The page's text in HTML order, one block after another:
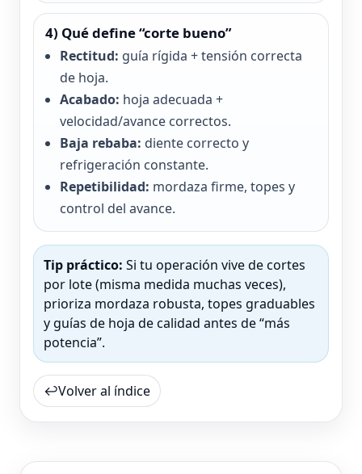
4) Qué define “corte bueno”
Rectitud: guía rígida + tensión correcta
de hoja.
Acabado: hoja adecuada +
velocidad/avance correctos.
Baja rebaba: diente correcto y
refrigeración constante.
Repetibilidad: mordaza firme, topes y
control del avance.
Tip práctico: Si tu operación vive de cortes
por lote (misma medida muchas veces),
prioriza mordaza robusta, topes graduables
y guías de hoja de calidad antes de “más
potencia”.
↩Volver al índice